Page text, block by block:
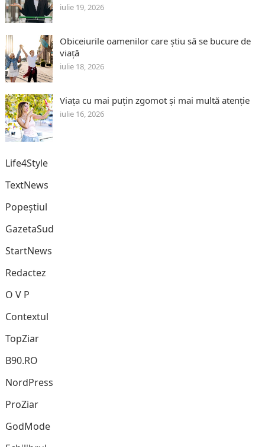
iulie 19, 2026
Obiceiurile oamenilor care știu să se bucure de
viață
iulie 18, 2026
Viața cu mai puțin zgomot și mai multă atenție
iulie 16, 2026
Life4Style
TextNews
Popeștiul
GazetaSud
StartNews
Redactez
O V P
Contextul
TopZiar
B90.RO
NordPress
ProZiar
GodMode